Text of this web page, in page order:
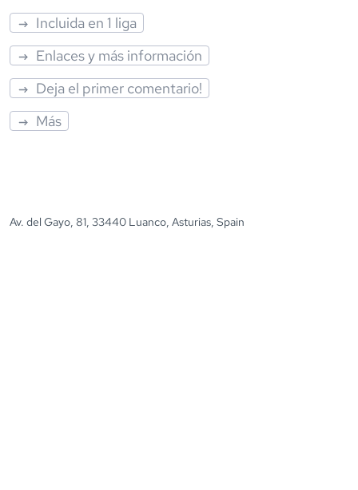
Incluida en 1 liga
Enlaces y más información
Deja el primer comentario!
Más
Av. del Gayo, 81, 33440 Luanco, Asturias, Spain